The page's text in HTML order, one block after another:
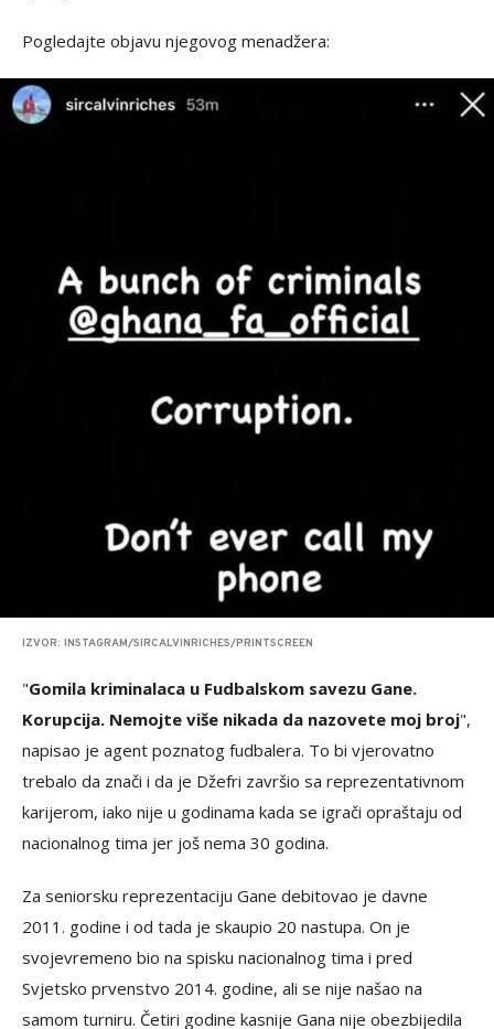
Pogledajte objavu njegovog menadžera:
IZVOR: INSTAGRAM/SIRCALVINRICHES/PRINTSCREEN
"Gomila kriminalaca u Fudbalskom savezu Gane.
Korupcija. Nemojte više nikada da nazovete moj broj",
napisao je agent poznatog fudbalera. To bi vjerovatno
trebalo da znači i da je Džefri završio sa reprezentativnom
karijerom, iako nije u godinama kada se igrači opraštaju od
nacionalnog tima jer još nema 30 godina.
Za seniorsku reprezentaciju Gane debitovao je davne
2011. godine i od tada je skaupio 20 nastupa. On je
svojevremeno bio na spisku nacionalnog tima i pred
Svjetsko prvenstvo 2014. godine, ali se nije našao na
samom turniru. Četiri godine kasnije Gana nije obezbijedila